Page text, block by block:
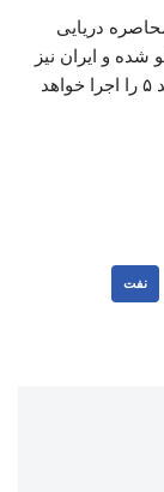
محاصره دریایی
شده و ایران نیز
اعلام کرده تعهدات خود نسبت به تنگه هرمز در بند ۵ را اجرا خواهد
نفت